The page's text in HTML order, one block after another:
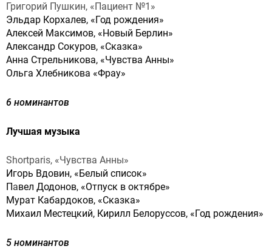
Григорий Пушкин, «Пациент №1»
Эльдар Корхалев, «Год рождения»
Алексей Максимов, «Новый Берлин»
Александр Сокуров, «Сказка»
Анна Стрельникова, «Чувства Анны»
Ольга Хлебникова «Фрау»
6 номинантов
Лучшая музыка
Shortparis, «Чувства Анны»
Игорь Вдовин, «Белый список»
Павел Додонов, «Отпуск в октябре»
Мурат Кабардоков, «Сказка»
Михаил Местецкий, Кирилл Белоруссов, «Год рождения»
5 номинантов